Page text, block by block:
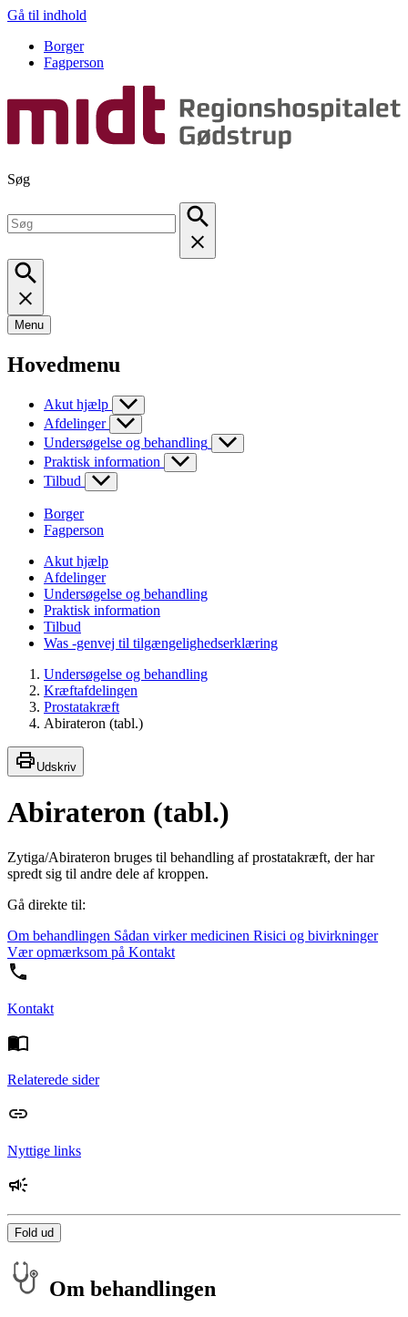
Gå til indhold
Borger
Fagperson
Søg
Menu
Hovedmenu
Akut hjælp
Afdelinger
Undersøgelse og behandling
Praktisk information
Tilbud
Borger
Fagperson
Akut hjælp
Afdelinger
Undersøgelse og behandling
Praktisk information
Tilbud
Was -genvej til tilgængelighedserklæring
Undersøgelse og behandling
Kræftafdelingen
Prostatakræft
Abirateron (tabl.)
Udskriv
Abirateron (tabl.)
Zytiga/Abirateron bruges til behandling af prostatakræft, der har
spredt sig til andre dele af kroppen.
Gå direkte til:
Om behandlingen Sådan virker medicinen Risici og bivirkninger
Vær opmærksom på Kontakt
Kontakt
Relaterede sider
Nyttige links
Fold ud
Om behandlingen